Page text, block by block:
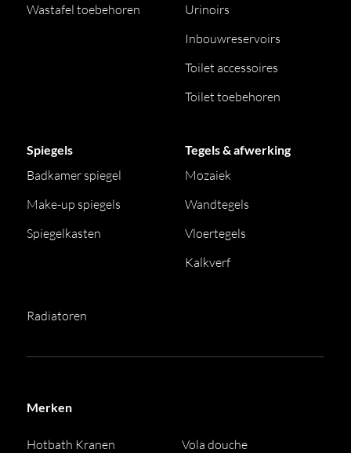
Wastafel toebehoren
Urinoirs
Inbouwreservoirs
Toilet accessoires
Toilet toebehoren
Spiegels
Badkamer spiegel
Make-up spiegels
Spiegelkasten
Tegels & afwerking
Mozaiek
Wandtegels
Vloertegels
Kalkverf
Radiatoren
Merken
Hotbath Kranen
Vola douche